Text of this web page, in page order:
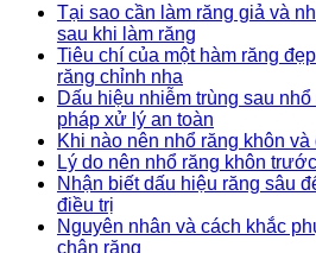
Tại sao cần làm răng giả và
sau khi làm răng
Tiêu chí của một hàm răng
răng chỉnh nha
Dấu hiệu nhiễm trùng sau
pháp xử lý an toàn
Khi nào nên nhổ răng khôn
Lý do nên nhổ răng khôn
Nhận biết dấu hiệu răng sâu
điều trị
Nguyên nhân và cách khắc
chân răng